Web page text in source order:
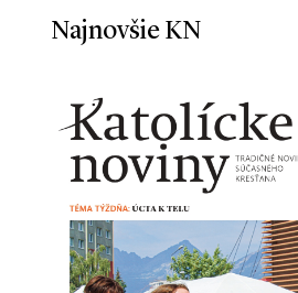
Najnovšie KN